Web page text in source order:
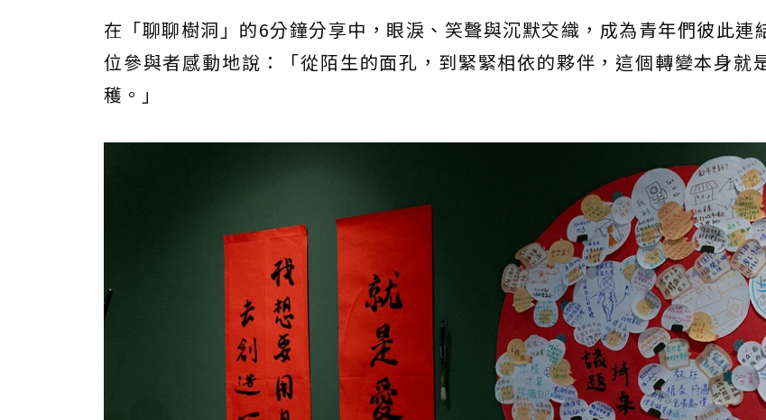
在「聊聊樹洞」的6分鐘分享中，眼淚、笑聲與沉默交織，成為青年們彼此連
位參與者感動地說：「從陌生的面孔，到緊緊相依的夥伴，這個轉變本身就
穫。」